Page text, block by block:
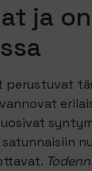
ja
perustuvat